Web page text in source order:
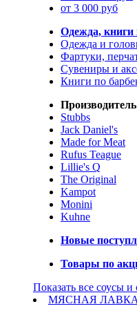
от 3 000 руб
Одежда, книги
Одежда и
Фартуки,
Сувениры и
Книги по
Производитель
Stubbs
Jack Daniel's
Made for Meat
Rufus Teague
Lillie's Q
The Original
Kampot
Monini
Kuhne
Новые
Товары по
Показать все соусы и
МЯСНАЯ ЛАВКА